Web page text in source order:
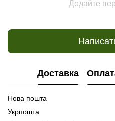
Додайте
Доставка
Нова пошта
Укрпошта